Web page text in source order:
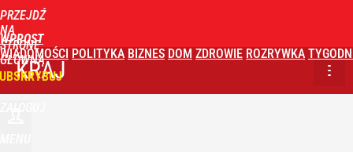
PRZEJDŹ
NA
STRONĘ
GŁÓWNĄ
WPROST
WIADOMOŚCI POLITYKA BIZNES DOM ZDROWIE ROZRYWKA
KRAJ